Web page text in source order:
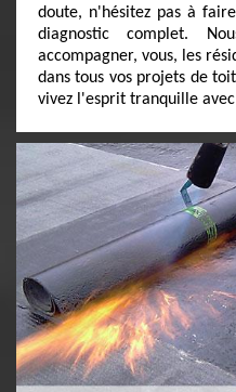
doute, n'hésitez pas à
diagnostic complet.
accompagner, vous, les
dans tous vos projets de
vivez l'esprit tranquille